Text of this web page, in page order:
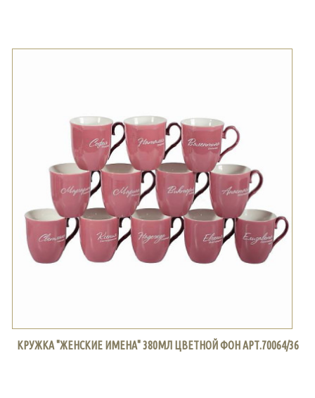
КРУЖКА "ЖЕНСКИЕ ИМЕНА" 380МЛ ЦВЕТНОЙ ФОН АРТ.70064/36